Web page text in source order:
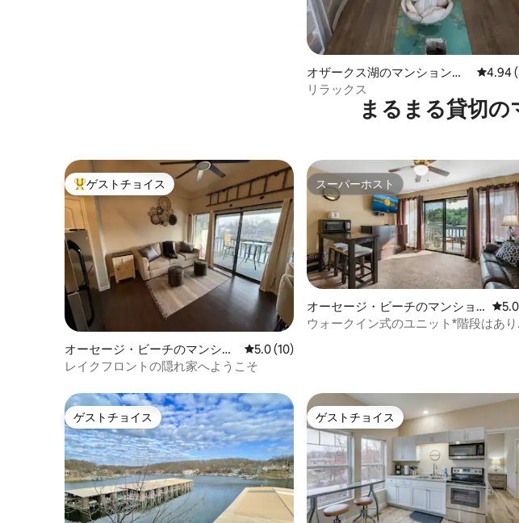
オザークス湖のマンション・
アパート
レビュ
4.94
リラックス
まるまる貸切
大好評のゲストチョイスです。
ゲストチョイス
オーセージ・ビーチのマンショ
ン・アパート
レビュー10件、5つ星中5.0つ星の平均評価
5.0 (10)
レイクフロントの隠れ家へようこそ
スーパーホスト
スーパーホスト
オーセージ・ビーチのマンショ
ン・アパート
レ
ウォークイン式のユニット*階段はあり
ゲストチョイス
ゲストチョイス ゲストチョイス
ゲストチョイス